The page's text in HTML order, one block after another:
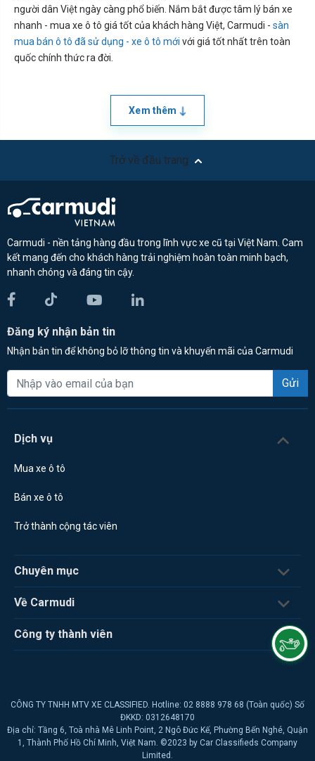
người dân Việt ngày càng phổ biến. Nắm bắt được tâm lý bán xe
nhanh - mua xe ô tô giá tốt của khách hàng Việt, Carmudi - sàn
mua bán ô tô đã sử dụng - xe ô tô mới với giá tốt nhất trên toàn
quốc chính thức ra đời.
Xem thêm
Trở về đầu trang
Carmudi - nền tảng hàng đầu trong lĩnh vực xe cũ tại Việt Nam. Cam
kết mang đến cho khách hàng trải nghiệm hoàn toàn minh bạch,
nhanh chóng và đáng tin cậy.
Đăng ký nhận bản tin
Nhận bản tin để không bỏ lỡ thông tin và khuyến mãi của Carmudi
Gửi
Dịch vụ
Mua xe ô tô
Bán xe ô tô
Trở thành cộng tác viên
Chuyên mục
Về Carmudi
Công ty thành viên
CÔNG TY TNHH MTV XE CLASSIFIED. Hotline: 02 8888 978 68 (Toàn quốc) Số
ĐKKD: 0312648170
Địa chỉ: Tầng 6, Toà nhà Mê Linh Point, 2 Ngô Đức Kế, Phường Bến Nghé, Quận
1, Thành Phố Hồ Chí Minh, Việt Nam. ©2023 by Car Classifieds Company
Limited.